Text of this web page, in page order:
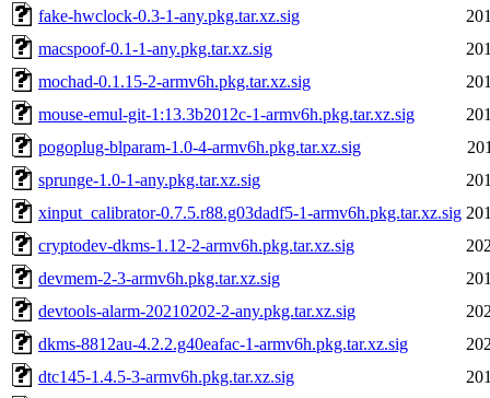
fake-hwclock-0.3-1-any.pkg.tar.xz.sig
macspoof-0.1-1-any.pkg.tar.xz.sig
mochad-0.1.15-2-armv6h.pkg.tar.xz.sig
mouse-emul-git-1:13.3b2012c-1-armv6h.pkg.tar.xz.sig
pogoplug-blparam-1.0-4-armv6h.pkg.tar.xz.sig
sprunge-1.0-1-any.pkg.tar.xz.sig
xinput_calibrator-0.7.5.r88.g03dadf5-1-armv6h.pkg.tar.xz.sig
cryptodev-dkms-1.12-2-armv6h.pkg.tar.xz.sig
devmem-2-3-armv6h.pkg.tar.xz.sig
devtools-alarm-20210202-2-any.pkg.tar.xz.sig
dkms-8812au-4.2.2.g40eafac-1-armv6h.pkg.tar.xz.sig
dtc145-1.4.5-3-armv6h.pkg.tar.xz.sig